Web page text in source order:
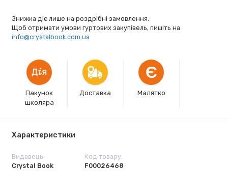
Знижка діє лише на роздрібні замовлення.
Щоб отримати умови гуртових закупівель, пишіть на
info@crystalbook.com.ua
Пакунок
школяра
Доставка
Є
Малятко
Характеристики
Видавець
Crystal Book
Код товару:
F00026468